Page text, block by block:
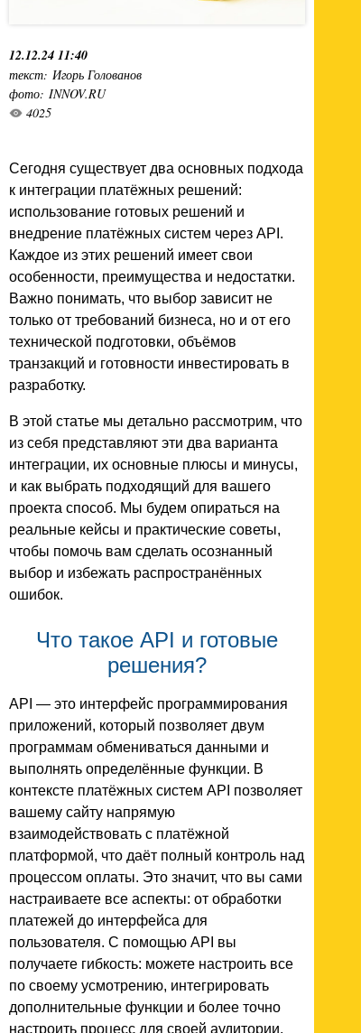
12.12.24 11:40
текст: Игорь Голованов
фото: INNOV.RU
4025
Сегодня существует два основных подхода
к интеграции платёжных решений:
использование готовых решений и
внедрение платёжных систем через API.
Каждое из этих решений имеет свои
особенности, преимущества и недостатки.
Важно понимать, что выбор зависит не
только от требований бизнеса, но и от его
технической подготовки, объёмов
транзакций и готовности инвестировать в
разработку.
В этой статье мы детально рассмотрим, что
из себя представляют эти два варианта
интеграции, их основные плюсы и минусы,
и как выбрать подходящий для вашего
проекта способ. Мы будем опираться на
реальные кейсы и практические советы,
чтобы помочь вам сделать осознанный
выбор и избежать распространённых
ошибок.
Что такое API и готовые
решения?
API — это интерфейс программирования
приложений, который позволяет двум
программам обмениваться данными и
выполнять определённые функции. В
контексте платёжных систем API позволяет
вашему сайту напрямую
взаимодействовать с платёжной
платформой, что даёт полный контроль над
процессом оплаты. Это значит, что вы сами
настраиваете все аспекты: от обработки
платежей до интерфейса для
пользователя. С помощью API вы
получаете гибкость: можете настроить все
по своему усмотрению, интегрировать
дополнительные функции и более точно
настроить процесс для своей аудитории.